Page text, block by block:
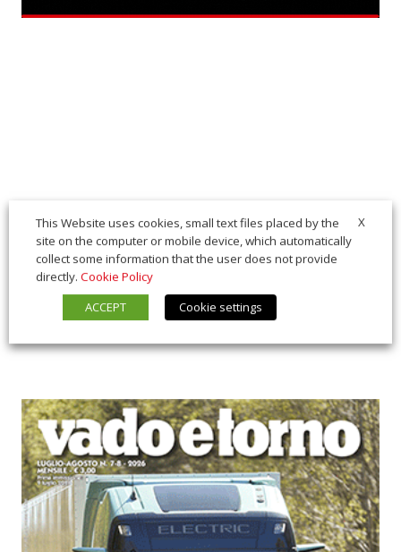
X
This Website uses cookies, small text files placed by the
site on the computer or mobile device, which automatically
collect some information that the user does not provide
directly. Cookie Policy
ACCEPT
Cookie settings